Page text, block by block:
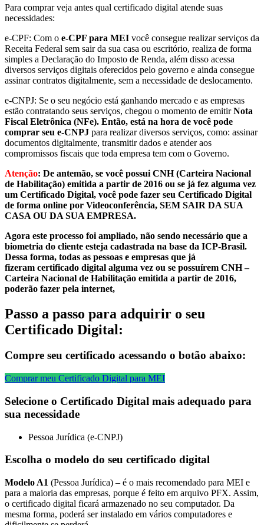
Para comprar veja antes qual certificado digital atende suas
necessidades:
e-CPF: Com o e-CPF para MEI você consegue realizar serviços da
Receita Federal sem sair da sua casa ou escritório, realiza de forma
simples a Declaração do Imposto de Renda, além disso acessa
diversos serviços digitais oferecidos pelo governo e ainda consegue
assinar contratos digitalmente, sem a necessidade de deslocamento.
e-CNPJ: Se o seu negócio está ganhando mercado e as empresas
estão contratando seus serviços, chegou o momento de emitirNota
Fiscal Eletrônica (NFe). Então, está na hora de você pode
comprar seu e-CNPJ para realizar diversos serviços, como: assinar
documentos digitalmente, transmitir dados e atender aos
compromissos fiscais que toda empresa tem com o Governo.
Atenção: De antemão, se você possui CNH (Carteira Nacional
de Habilitação) emitida a partir de 2016 ou se já fez alguma vez
um Certificado Digital, você pode fazer seu Certificado Digital
de forma online por Videoconferência, SEM SAIR DA SUA
CASA OU DA SUA EMPRESA.
Agora este processo foi ampliado, não sendo necessário que a
biometria do cliente esteja cadastrada na base da ICP-Brasil.
Dessa forma, todas as pessoas e empresas que já
fizeram certificado digital alguma vez ou se possuírem CNH –
Carteira Nacional de Habilitação emitida a partir de 2016,
poderão fazer pela internet,
Passo a passo para adquirir o seu
Certificado Digital:
Compre seu certificado acessando o botão abaixo:
Comprar meu Certificado Digital para MEI
Selecione o Certificado Digital mais adequado para
sua necessidade
Pessoa Jurídica (e-CNPJ)
Escolha o modelo do seu certificado digital
Modelo A1 (Pessoa Jurídica) – é o mais recomendado para MEI e
para a maioria das empresas, porque é feito em arquivo PFX. Assim,
o certificado digital ficará armazenado no seu computador. Da
mesma forma, poderá ser instalado em vários computadores e